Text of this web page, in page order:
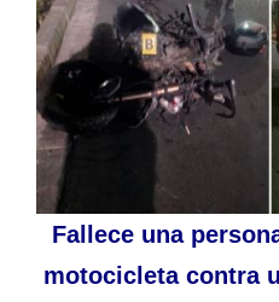
Fallece una
motocicleta contra